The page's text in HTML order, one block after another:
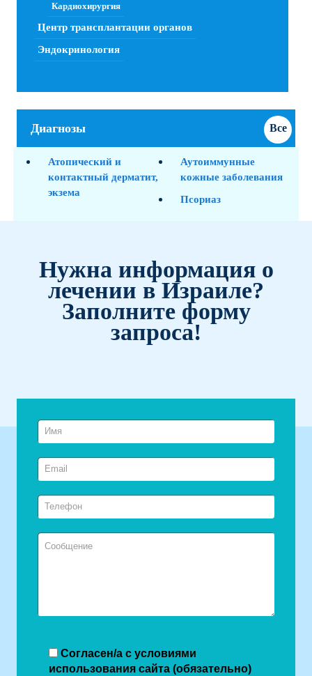
Кардиохирургия
Центр трансплантации органов
Эндокринология
Диагнозы Все
Атопический и
контактный дерматит,
экзема
Аутоиммунные
кожные заболевания
Псориаз
Нужна информация о
лечении в Израиле?
Заполните форму
запроса!
Согласен/а с условиями
использования сайта (обязательно)